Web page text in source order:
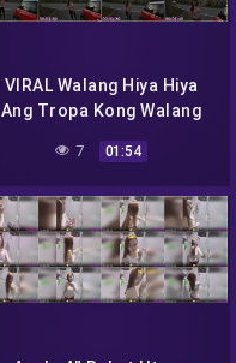
VIRAL Walang Hiya Hiya
Ang Tropa Kong Walang
7 01:54